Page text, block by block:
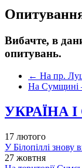
Вибачте, в
опитувань.
← На пр.
На Сумщині
УКРАЇНА І
17 лютого
У Білопіллі знову
27 жовтня